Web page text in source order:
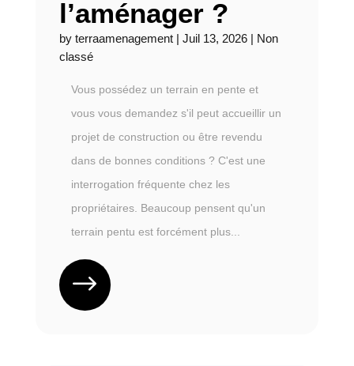
l’aménager ?
by terraamenagement| Juil 13, 2026| Non
classé
Vous possédez un terrain en pente et
vous vous demandez s'il peut accueillir un
projet de construction ou être revendu
dans de bonnes conditions ? C'est une
interrogation fréquente chez les
propriétaires. Beaucoup pensent qu'un
terrain pentu est forcément plus...